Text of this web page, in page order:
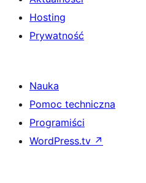
Hosting
Prywatność
Nauka
Pomoc techniczna
Programiści
WordPress.tv ↗